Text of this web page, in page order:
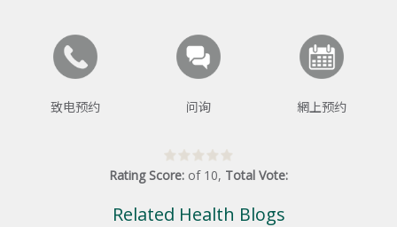
致电预约 问询 網上预约
Rating Score: of 10, Total Vote:
Related Health Blogs